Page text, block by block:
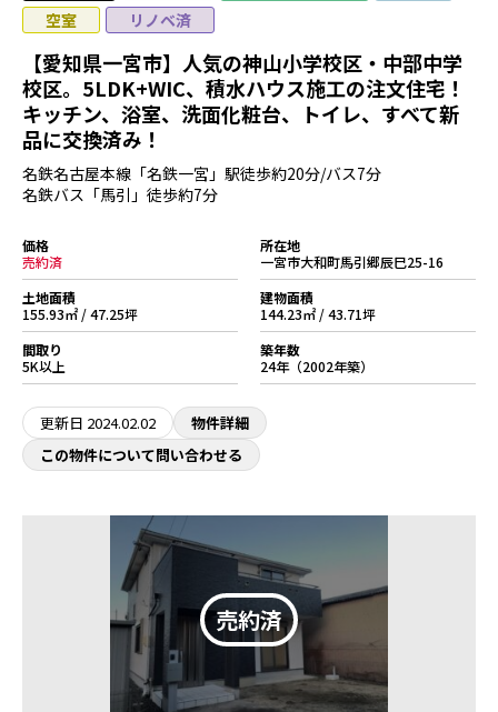
空室 リノベ済
【愛知県一宮市】人気の神山小学校区・中部中学
校区。5LDK+WIC、積水ハウス施工の注文住宅！
キッチン、浴室、洗面化粧台、トイレ、すべて新
品に交換済み！
名鉄名古屋本線「名鉄一宮」駅徒歩約20分/バス7分
名鉄バス「馬引」徒歩約7分
価格
売約済
所在地
一宮市大和町馬引郷辰巳25-16
土地面積
155.93㎡ / 47.25坪
建物面積
144.23㎡ / 43.71坪
間取り
5K以上
築年数
24年（2002年築）
更新日 2024.02.02
物件詳細
この物件について問い合わせる